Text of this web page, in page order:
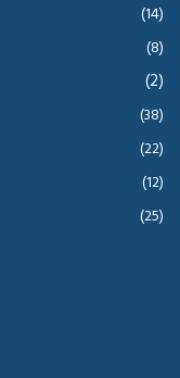
(14)
(8)
(2)
(38)
(22)
(12)
(25)